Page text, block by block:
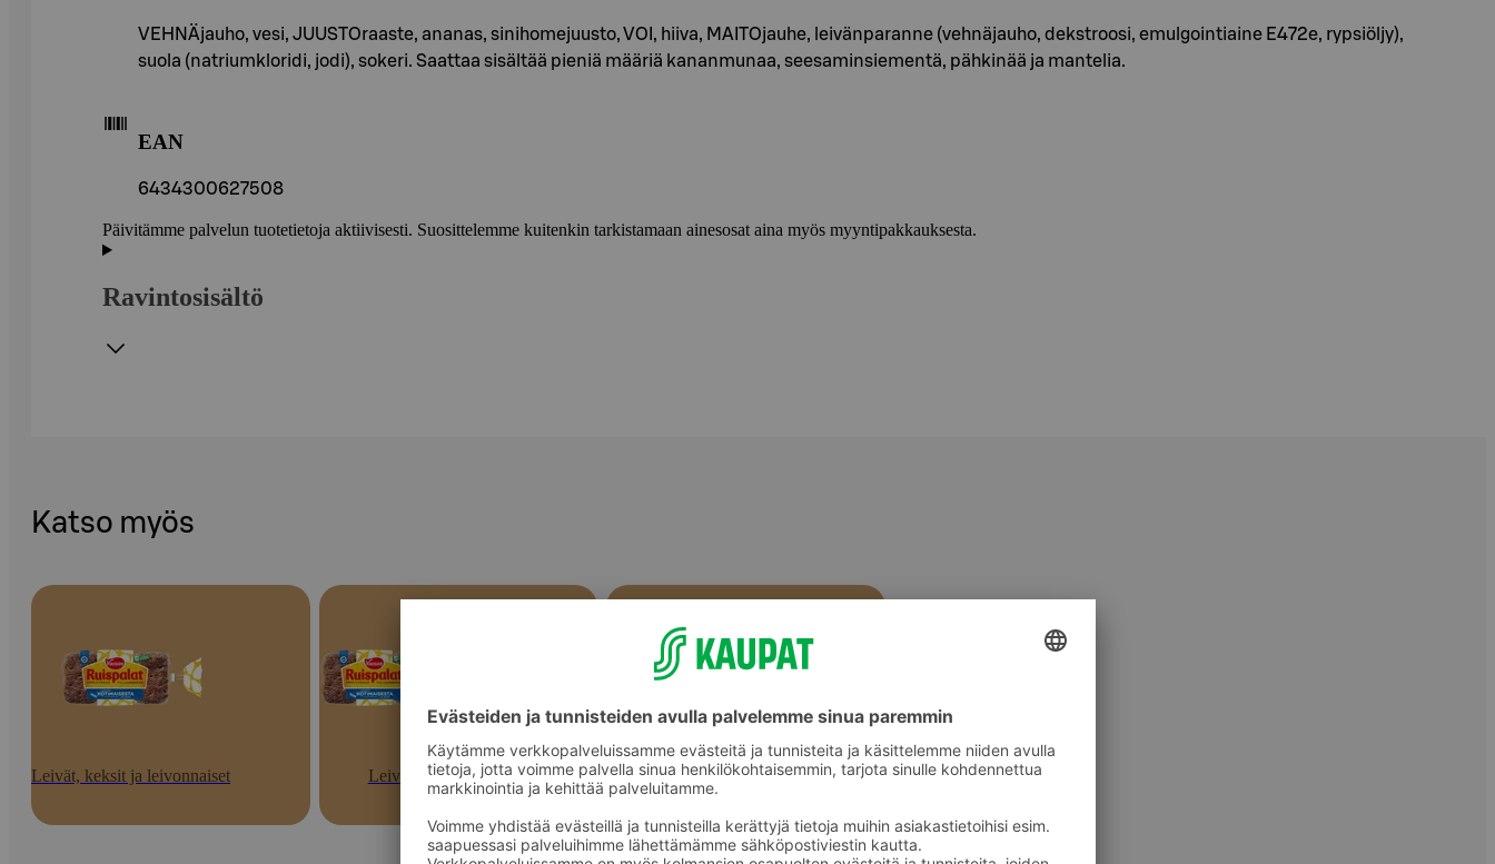
VEHNÄjauho, vesi, JUUSTOraaste, ananas, sinihomejuusto, VOI, hiiva, MAITOjauhe, leivänparanne (vehnäjauho, dekstroosi, emulgointiaine E472e, rypsiöljy),
suola (natriumkloridi, jodi), sokeri. Saattaa sisältää pieniä määriä kananmunaa, seesaminsiementä, pähkinää ja mantelia.
EAN
6434300627508
Päivitämme palvelun tuotetietoja aktiivisesti. Suosittelemme kuitenkin tarkistamaan ainesosat aina myös myyntipakkauksesta.
Ravintosisältö
Katso myös
Leivät, keksit ja leivonnaiset Leivät Erikoisleivät